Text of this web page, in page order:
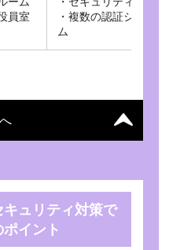
員室
・複数の認証システ
ム
ュリティ対策で
イント